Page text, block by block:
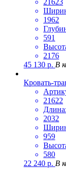
21623
1962
591
2176
45 130 р. В
Кровать-
21622
Длина:
2032
959
580
22 240 р. В